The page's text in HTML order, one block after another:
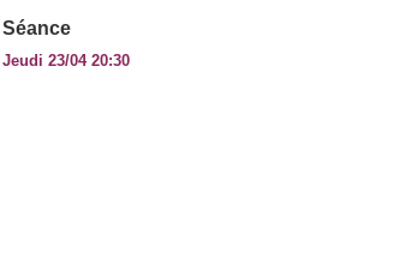
Séance
Jeudi 23/04 20:30